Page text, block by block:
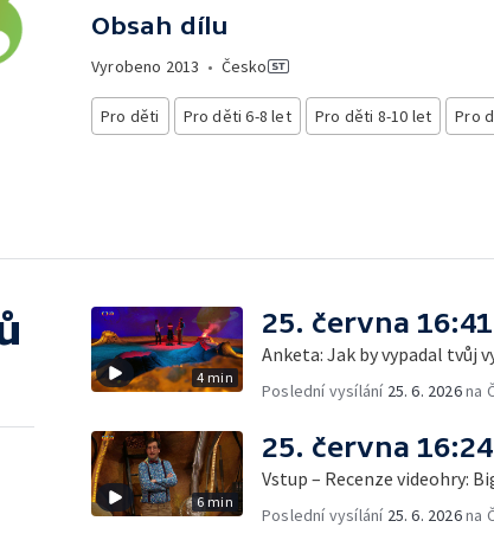
Obsah dílu
Vyrobeno 2013 • Česko
Pro děti Pro děti 6-8 let Pro děti 8-10 let Pro
4 min
25. června 16:41
Anketa: Jak by vypadal tvůj
Poslední vysílání 25. 6. 2026na
6 min
25. června 16:24
Vstup – Recenze videohry:
Poslední vysílání 25. 6. 2026na